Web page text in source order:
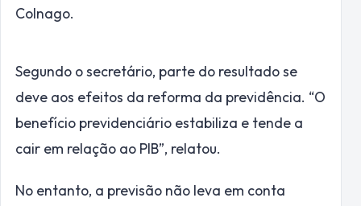
Colnago.
Segundo o secretário, parte do resultado se
deve aos efeitos da reforma da previdência. “O
benefício previdenciário estabiliza e tende a
cair em relação ao PIB”, relatou.
No entanto, a previsão não leva em conta